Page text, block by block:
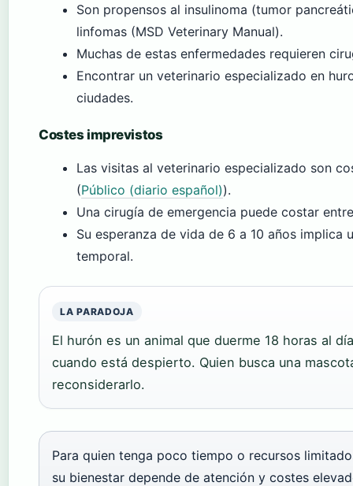
Son propensos al insulinoma (tumor
linfomas (MSD Veterinary Manual).
Muchas de estas enfermedades requieren
Encontrar un veterinario especializado en
ciudades.
Costes imprevistos
Las visitas al veterinario especializado son
(Público (diario español)).
Una cirugía de emergencia puede costar
Su esperanza de vida de 6 a 10 años
temporal.
LA PARADOJA
El hurón es un animal que duerme 18 horas al
cuando está despierto. Quien busca una
reconsiderarlo.
Para quien tenga poco tiempo o recursos
su bienestar depende de atención y costes